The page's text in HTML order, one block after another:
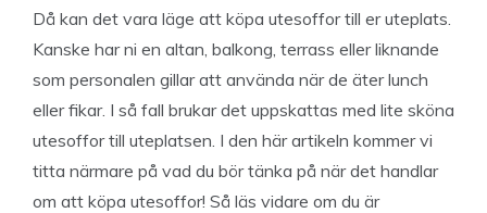
Då kan det vara läge att köpa utesoffor till er uteplats.
Kanske har ni en altan, balkong, terrass eller liknande
som personalen gillar att använda när de äter lunch
eller fikar. I så fall brukar det uppskattas med lite sköna
utesoffor till uteplatsen. I den här artikeln kommer vi
titta närmare på vad du bör tänka på när det handlar
om att köpa utesoffor! Så läs vidare om du är